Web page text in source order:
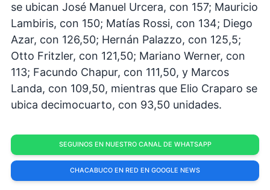
se ubican José Manuel Urcera, con 157; Mauricio
Lambiris, con 150; Matías Rossi, con 134; Diego
Azar, con 126,50; Hernán Palazzo, con 125,5;
Otto Fritzler, con 121,50; Mariano Werner, con
113; Facundo Chapur, con 111,50, y Marcos
Landa, con 109,50, mientras que Elio Craparo se
ubica decimocuarto, con 93,50 unidades.
SEGUINOS EN NUESTRO CANAL DE WHATSAPP
CHACABUCO EN RED EN GOOGLE NEWS